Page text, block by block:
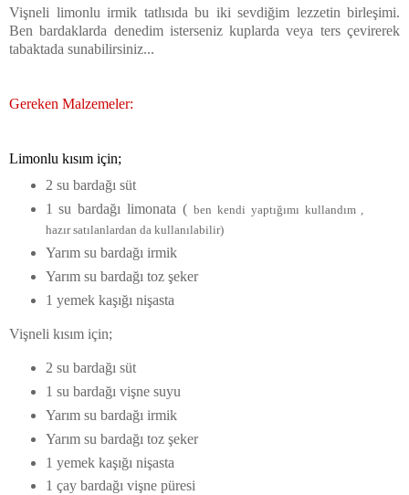
Vişneli limonlu irmik tatlısıda bu iki sevdiğim lezzetin birleşimi.
Ben bardaklarda denedim isterseniz kuplarda veya ters çevirerek
tabaktada sunabilirsiniz...
Gereken Malzemeler:
Limonlu kısım için;
2 su bardağı süt
1 su bardağı limonata ( ben kendi yaptığımı kullandım ,
hazır satılanlardan da kullanılabilir)
Yarım su bardağı irmik
Yarım su bardağı toz şeker
1 yemek kaşığı nişasta
Vişneli kısım için;
2 su bardağı süt
1 su bardağı vişne suyu
Yarım su bardağı irmik
Yarım su bardağı toz şeker
1 yemek kaşığı nişasta
1 çay bardağı vişne püresi